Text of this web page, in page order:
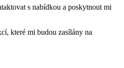
s nabídkou a poskytnout mi
které mi budou zasílány na